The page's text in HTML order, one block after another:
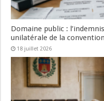
Domaine public :
unilatérale de la convention
18 juillet 2026